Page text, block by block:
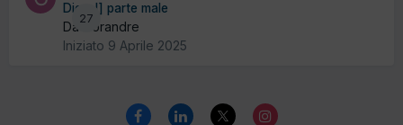
27
Diesel] parte male
Da Gorandre
Iniziato 9 Aprile 2025